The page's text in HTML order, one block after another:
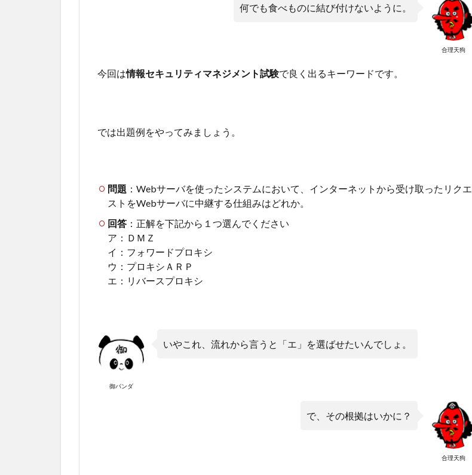
合理天狗
何でも食べものに結び付けないように。
今回は情報セキュリティマネジメント試験で良く出るキーワードです。
では出題例をやってみましょう。
問題 ：Webサーバを使ったシステムにおいて、インターネットから受け取ったリクエ
ストをWebサーバに中継する仕組みはどれか。
回答 ：正解を下記から１つ選んでください
ア：ＤＭＺ
イ：フォワードプロキシ
ウ：プロキシＡＲＰ
エ：リバースプロキシ
御パンダ
いやこれ、流れから言うと「エ」を選ばせたいんでしょ。
合理天狗
で、その根拠はいかに？